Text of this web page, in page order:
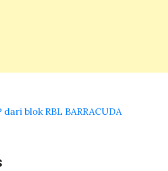
blok RBL BARRACUDA